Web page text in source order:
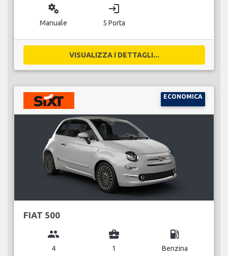
miscellaneous_services
Manuale
login
5 Porta
VISUALIZZA I DETTAGLI...
ECONOMICA
FIAT 500
group
4
business_center
1
local_gas_station
Benzina